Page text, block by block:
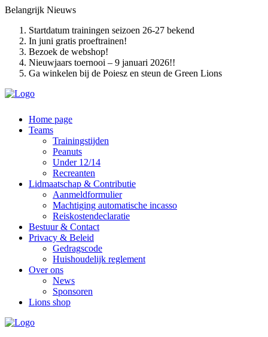
Belangrijk Nieuws
Startdatum trainingen seizoen 26-27 bekend
In juni gratis proeftrainen!
Bezoek de webshop!
Nieuwjaars toernooi – 9 januari 2026!!
Ga winkelen bij de Poiesz en steun de Green Lions
Home page
Teams
Trainingstijden
Peanuts
Under 12/14
Recreanten
Lidmaatschap & Contributie
Aanmeldformulier
Machtiging automatische incasso
Reiskostendeclaratie
Bestuur & Contact
Privacy & Beleid
Gedragscode
Huishoudelijk reglement
Over ons
News
Sponsoren
Lions shop